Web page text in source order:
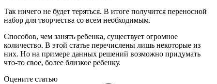
Так ничего не будет теряться. В итоге получится переносной
набор для творчества со всем необходимым.
Способов, чем занять ребенка, существует огромное
количество. В этой статье перечислены лишь некоторые из
них. Но на примере данных решений возможно придумать
что-то свое, более близкое ребенку.
Оцените статью